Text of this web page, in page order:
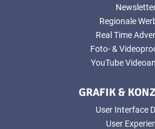
Regionale
Real Time
Foto- &
YouTube
GRAFIK &
User Interface
User